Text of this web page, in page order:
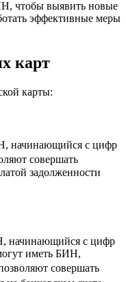
чтобы выявить новые
эффективные меры
карт
карты:
начинающийся с цифр
совершать
задолженности
начинающийся с цифр
иметь БИН,
совершать